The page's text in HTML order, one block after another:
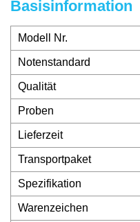
Basisinformation
Modell Nr.
Notenstandard
Qualität
Proben
Lieferzeit
Transportpaket
Spezifikation
Warenzeichen